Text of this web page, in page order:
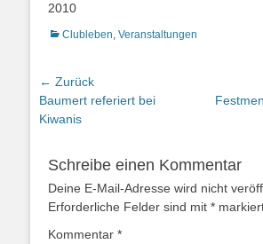
2010
Kategorien
Clubleben, Veranstaltungen
Beitrags-
Navigation
← Zurück
Vorheriger
Beitrag:
Baumert referiert bei
Kiwanis
Nächster
Schreibe einen Kommentar
Deine E-Mail-Adresse wird nicht
Erforderliche Felder sind mit *
Kommentar *